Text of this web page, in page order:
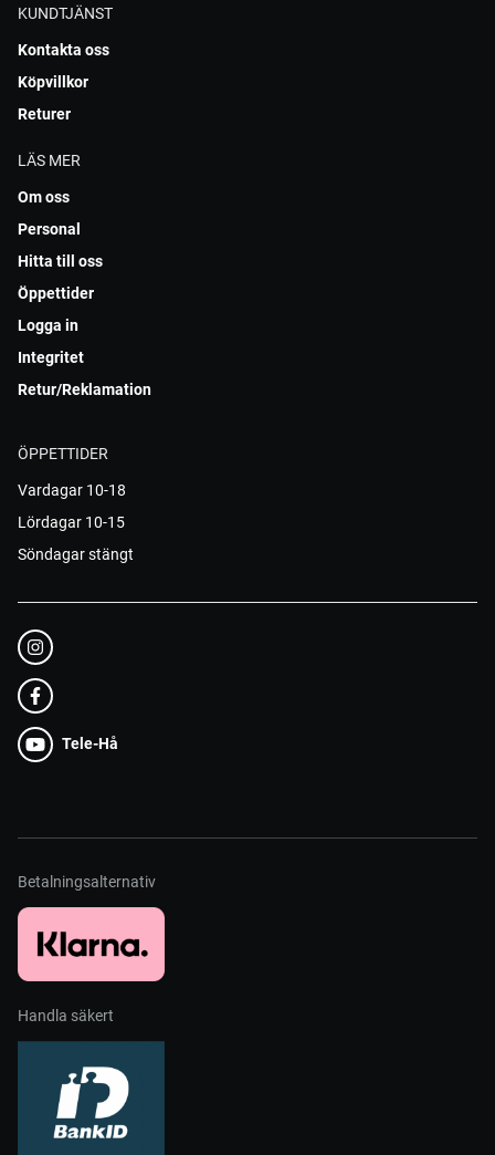
KUNDTJÄNST
Kontakta oss
Köpvillkor
Returer
LÄS MER
Om oss
Personal
Hitta till oss
Öppettider
Logga in
Integritet
Retur/Reklamation
ÖPPETTIDER
Vardagar 10-18
Lördagar 10-15
Söndagar stängt
Tele-Hå
Betalningsalternativ
Handla säkert